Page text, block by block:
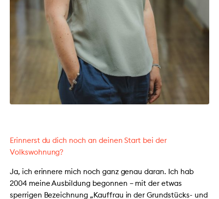
Erinnerst du dich noch an deinen Start bei der
Volkswohnung?
Ja, ich erinnere mich noch ganz genau daran. Ich hab
2004 meine Ausbildung begonnen – mit der etwas
sperrigen Bezeichnung „Kauffrau in der Grundstücks- und